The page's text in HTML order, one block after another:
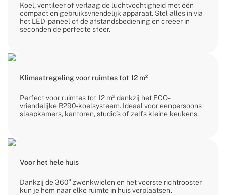
Koel, ventileer of verlaag de luchtvochtigheid met één
compact en gebruiksvriendelijk apparaat. Stel alles in via
het LED-paneel of de afstandsbediening en creëer in
seconden de perfecte sfeer.
Klimaatregeling voor ruimtes tot 12 m²
Perfect voor ruimtes tot 12 m² dankzij het ECO-
vriendelijke R290-koelsysteem. Ideaal voor eenpersoons
slaapkamers, kantoren, studio’s of zelfs kleine keukens.
Voor het hele huis
Dankzij de 360° zwenkwielen en het voorste richtrooster
kun je hem naar elke ruimte in huis verplaatsen.